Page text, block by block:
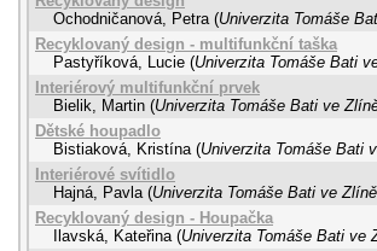
Ochodničanová, Petra (Univerzita Tomáše
Recyklovaný design - multifunkční taška
Pastyříková, Lucie (Univerzita Tomáše Bati
Interiérový multifunkční prvek
Bielik, Martin (Univerzita Tomáše Bati ve
Dětské houpadlo
Bistiaková, Kristína (Univerzita Tomáše Bati
Interiérové svítidlo
Hajná, Pavla (Univerzita Tomáše Bati ve Zlíně
Recyklovaný design - Houpačka
Ilavská, Kateřina (Univerzita Tomáše Bati ve